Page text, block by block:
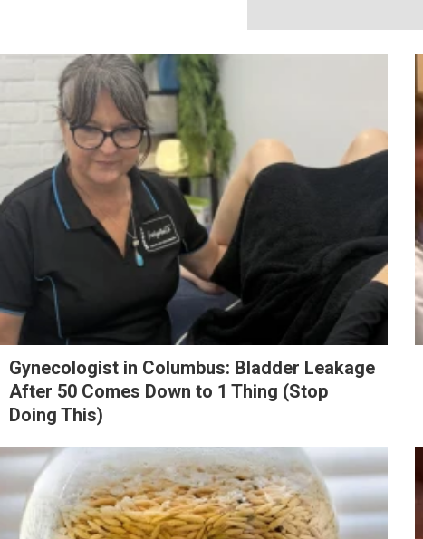
Gynecologist in Columbus: Bladder Leakage
After 50 Comes Down to 1 Thing (Stop
Doing This)